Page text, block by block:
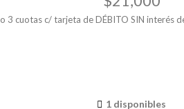
o 3 cuotas c/ tarjeta de DÉBITO SIN interés
1 disponibles